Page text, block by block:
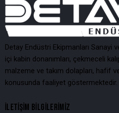
Detay Endüstri Ekipmanları Sanayi
içi kabin donanımları, çekmeceli
malzeme ve takım dolapları, hafif
konusunda faaliyet göstermektedir.
İLETIŞIM BILGILERIMIZ